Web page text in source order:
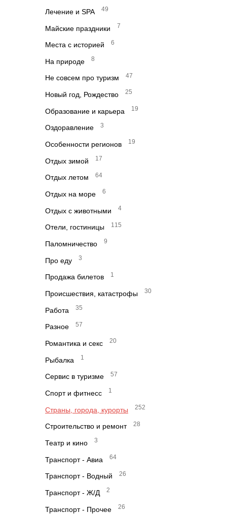
Лечение и SPA 49
Майские праздники 7
Места с историей 6
На природе 8
Не совсем про туризм 47
Новый год, Рождество 25
Образование и карьера 19
Оздоравление 3
Особенности регионов 19
Отдых зимой 17
Отдых летом 64
Отдых на море 6
Отдых с животными 4
Отели, гостиницы 115
Паломничество 9
Про еду 3
Продажа билетов 1
Происшествия, катастрофы 30
Работа 35
Разное 57
Романтика и секс 20
Рыбалка 1
Сервис в туризме 57
Спорт и фитнесс 1
Страны, города, курорты 252
Строительство и ремонт 28
Театр и кино 3
Транспорт - Авиа 64
Транспорт - Водный 26
Транспорт - Ж/Д 2
Транспорт - Прочее 26